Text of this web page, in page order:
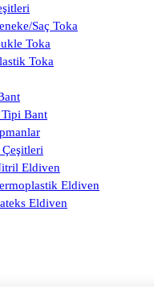
Saç Toka
Toka
Toka
Bant
Eldiven
Eldiven
Eldiven